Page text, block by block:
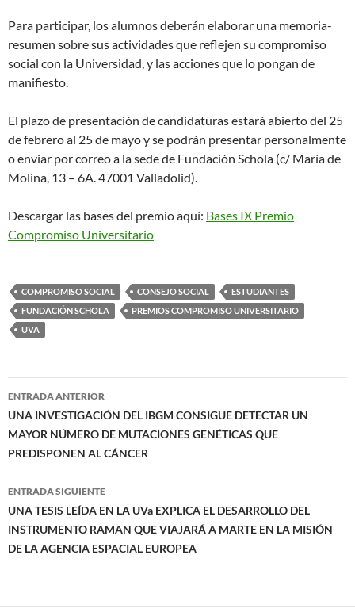
Para participar, los alumnos deberán elaborar una memoria-
resumen sobre sus actividades que reflejen su compromiso
social con la Universidad, y las acciones que lo pongan de
manifiesto.
El plazo de presentación de candidaturas estará abierto del 25
de febrero al 25 de mayo y se podrán presentar personalmente
o enviar por correo a la sede de Fundación Schola (c/ María de
Molina, 13 – 6A. 47001 Valladolid).
Descargar las bases del premio aquí: Bases IX Premio
Compromiso Universitario
COMPROMISO SOCIAL CONSEJO SOCIAL
ESTUDIANTES
FUNDACIÓN SCHOLA
PREMIOS COMPROMISO UNIVERSITARIO
UVA
Navegación
de
entradas
ENTRADA ANTERIOR
UNA INVESTIGACIÓN DEL IBGM CONSIGUE DETECTAR UN
MAYOR NÚMERO DE MUTACIONES GENÉTICAS QUE
PREDISPONEN AL CÁNCER
ENTRADA SIGUIENTE
UNA TESIS LEÍDA EN LA UVa EXPLICA EL DESARROLLO DEL
INSTRUMENTO RAMAN QUE VIAJARÁ A MARTE EN LA MISIÓN
DE LA AGENCIA ESPACIAL EUROPEA